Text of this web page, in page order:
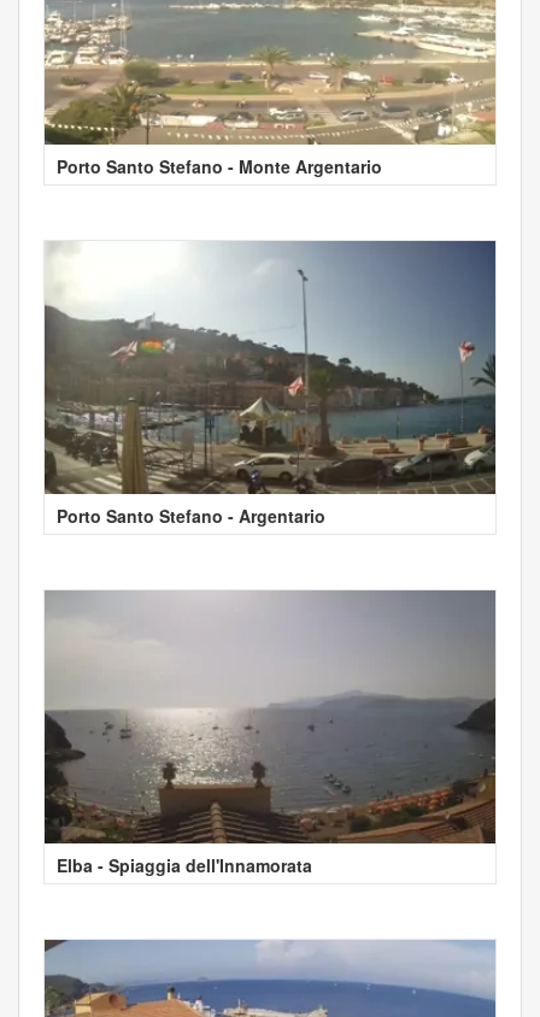
Porto Santo Stefano - Monte Argentario
Porto Santo Stefano - Argentario
Elba - Spiaggia dell'Innamorata